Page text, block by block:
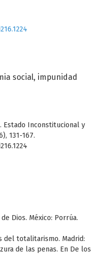
social impunidad
Estado Inconstitucional y
131-167.
Dios. México: Porrúa.
del totalitarismo. Madrid:
de las penas. En De los